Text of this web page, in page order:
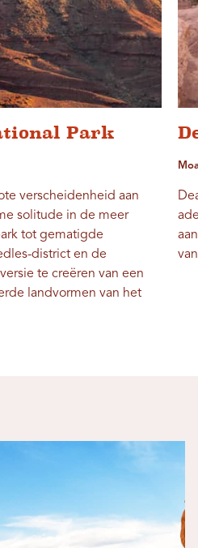
Park
verscheidenheid aan
solitude in de meer
tot gematigde
district en de
te creëren van een
landvormen van het